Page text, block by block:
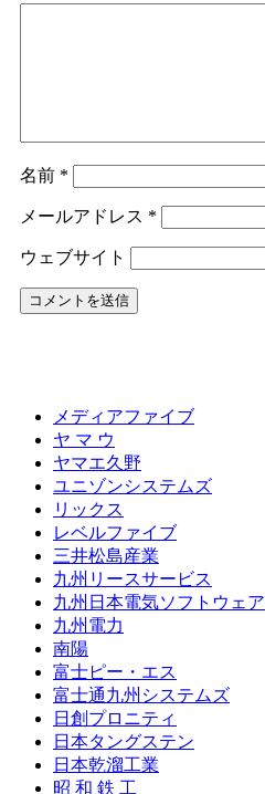
名前 *
メールアドレス *
ウェブサイト
メディアファイブ
ヤ マ ウ
ヤマエ久野
ユニゾンシステムズ
リックス
レベルファイブ
三井松島産業
九州リースサービス
九州日本電気ソフトウェア
九州電力
南陽
富士ピー・エス
富士通九州システムズ
日創プロニティ
日本タングステン
日本乾溜工業
昭 和 鉄 工